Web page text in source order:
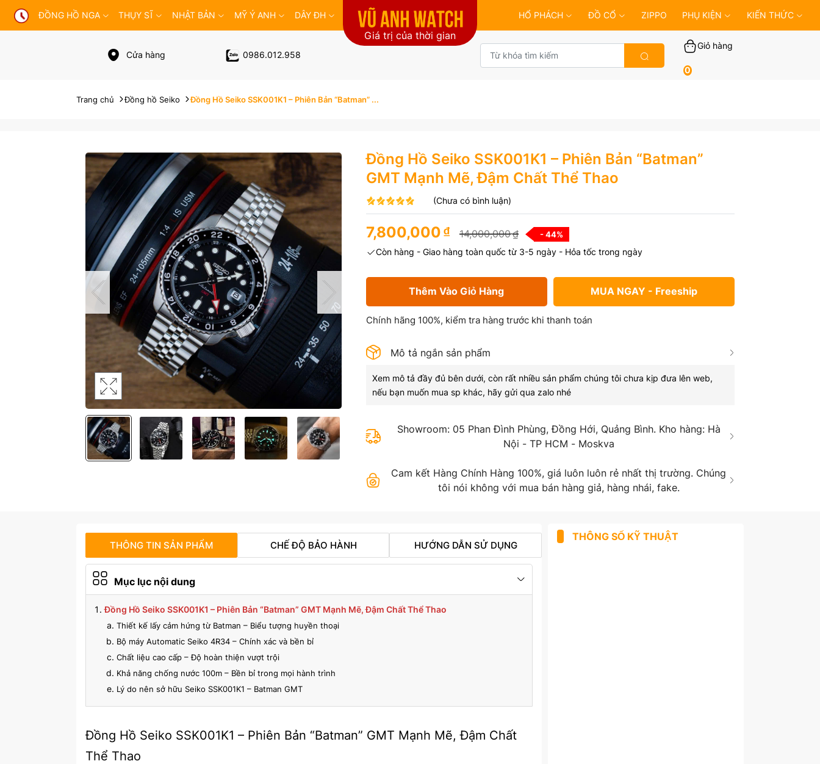
ĐỒNG HỒ NGA THỤY SĨ NHẬT BẢN MỸ Ý ANH DÂY ĐH
Giá trị của thời gian
HỔ PHÁCH ĐỒ CỔ ZIPPO PHỤ KIỆN KIẾN THỨC
Cửa hàng 0986.012.958
Giỏ hàng
0
Trang chủ Đồng hồ Seiko Đồng Hồ Seiko SSK001K1 – Phiên Bản “Batman” ...
Đồng Hồ Seiko SSK001K1 – Phiên Bản “Batman”
GMT Mạnh Mẽ, Đậm Chất Thể Thao
(Chưa có bình luận)
7,800,000₫ 14,000,000₫ - 44%
Còn hàng - Giao hàng toàn quốc từ 3-5 ngày - Hỏa tốc trong ngày
Thêm Vào Giỏ Hàng MUA NGAY - Freeship
Chính hãng 100%, kiểm tra hàng trước khi thanh toán
Mô tả ngắn sản phẩm
Xem mô tả đầy đủ bên dưới, còn rất nhiều sản phẩm chúng tôi chưa kịp đưa lên web,
nếu bạn muốn mua sp khác, hãy gửi qua zalo nhé
Showroom: 05 Phan Đình Phùng, Đồng Hới, Quảng Bình. Kho hàng: Hà
Nội - TP HCM - Moskva
Cam kết Hàng Chính Hàng 100%, giá luôn luôn rẻ nhất thị trường. Chúng
tôi nói không với mua bán hàng giả, hàng nhái, fake.
THÔNG TIN SẢN PHẨM CHẾ ĐỘ BẢO HÀNH HƯỚNG DẪN SỬ DỤNG
Mục lục nội dung
Đồng Hồ Seiko SSK001K1 – Phiên Bản “Batman” GMT Mạnh Mẽ, Đậm Chất Thể Thao
Thiết kế lấy cảm hứng từ Batman – Biểu tượng huyền thoại
Bộ máy Automatic Seiko 4R34 – Chính xác và bền bỉ
Chất liệu cao cấp – Độ hoàn thiện vượt trội
Khả năng chống nước 100m – Bền bỉ trong mọi hành trình
Lý do nên sở hữu Seiko SSK001K1 – Batman GMT
Đồng Hồ Seiko SSK001K1 – Phiên Bản “Batman” GMT Mạnh Mẽ, Đậm Chất
Thể Thao
THÔNG SỐ KỸ THUẬT